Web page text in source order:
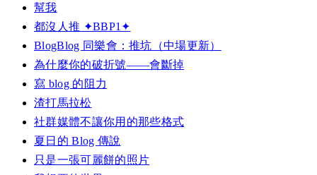
幫我
都沒人推 ✦BBP1✦
BlogBlog 同樂會：推坑（中場更新）
為什麼你的破折號——會斷掉
寫 blog 的阻力
渣打馬拉松
社群媒體不讓你用的那些格式
夏日的 Blog 傳說
只是一張可麗餅的照片